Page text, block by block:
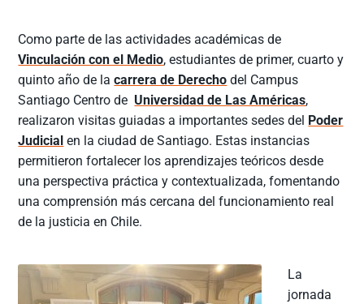
Como parte de las actividades académicas de
Vinculación con el Medio, estudiantes de primer, cuarto y
quinto año de lacarrera de Derecho del Campus
Santiago Centro de Universidad de Las Américas,
realizaron visitas guiadas a importantes sedes del Poder
Judicial en la ciudad de Santiago. Estas instancias
permitieron fortalecer los aprendizajes teóricos desde
una perspectiva práctica y contextualizada, fomentando
una comprensión más cercana del funcionamiento real
de la justicia en Chile.
La
jornada